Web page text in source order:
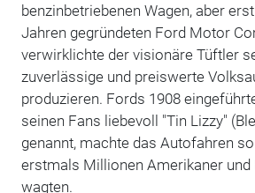
benzinbetriebenen Wagen, aber
Jahren gegründeten Ford Motor
verwirklichte der visionäre Tüftler
zuverlässige und preiswerte
produzieren. Fords 1908
seinen Fans liebevoll "Tin Lizzy"
genannt, machte das Autofahren
erstmals Millionen Amerikaner und
wagten.